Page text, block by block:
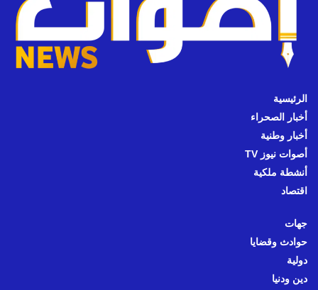
الرئيسية
أخبار الصحراء
أخبار وطنية
أصوات نيوز TV
أنشطة ملكية
اقتصاد
جهات
حوادث وقضايا
دولية
دين ودنيا